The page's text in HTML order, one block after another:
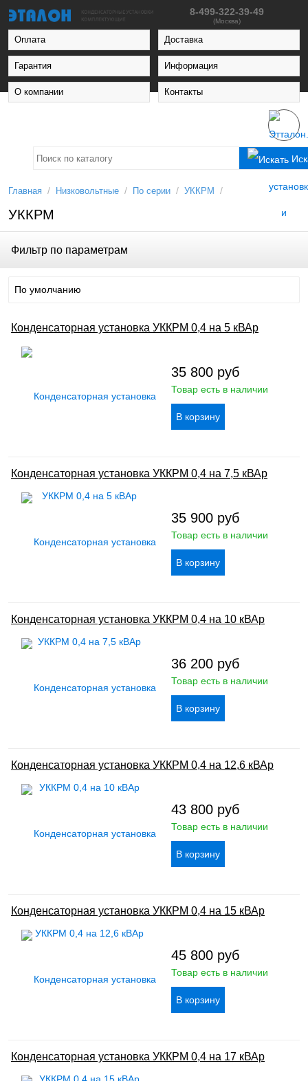
8-499-322-39-49
(Москва)
Оплата Доставка
Гарантия Информация
О компании Контакты
Главная / Низковольтные / По серии / УККРМ /
УККРМ
Фильтр по параметрам
По умолчанию
Конденсаторная установка УККРМ 0,4 на 5 кВАр
35 800 руб
Товар есть в наличии
Конденсаторная установка УККРМ 0,4 на 7,5 кВАр
35 900 руб
Товар есть в наличии
Конденсаторная установка УККРМ 0,4 на 10 кВАр
36 200 руб
Товар есть в наличии
Конденсаторная установка УККРМ 0,4 на 12,6 кВАр
43 800 руб
Товар есть в наличии
Конденсаторная установка УККРМ 0,4 на 15 кВАр
45 800 руб
Товар есть в наличии
Конденсаторная установка УККРМ 0,4 на 17 кВАр